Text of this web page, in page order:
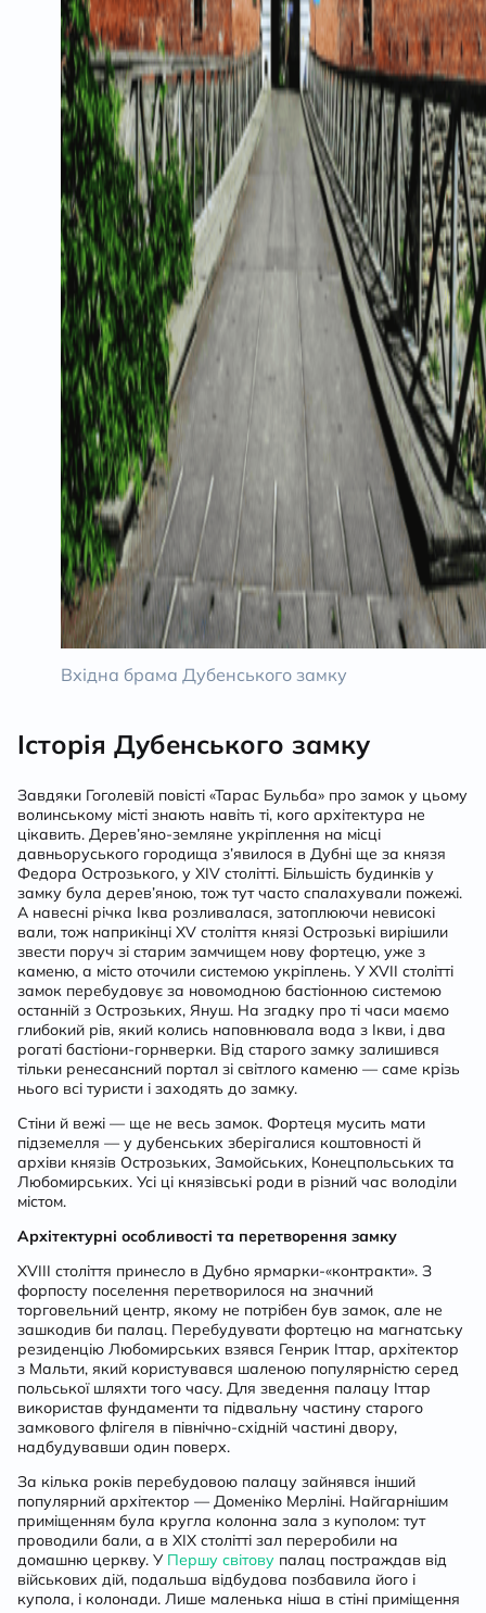
Вхідна брама Дубенського замку
Історія Дубенського замку
Завдяки Гоголевій повісті «Тарас Бульба» про замок у цьому
волинському місті знають навіть ті, кого архітектура не
цікавить. Дерев’яно-земляне укріплення на місці
давньоруського городища з’явилося в Дубні ще за князя
Федора Острозького, у XIV столітті. Більшість будинків у
замку була дерев’яною, тож тут часто спалахували пожежі.
А навесні річка Іква розливалася, затоплюючи невисокі
вали, тож наприкінці XV століття князі Острозькі вирішили
звести поруч зі старим замчищем нову фортецю, уже з
каменю, а місто оточили системою укріплень. У XVII столітті
замок перебудовує за новомодною бастіонною системою
останній з Острозьких, Януш. На згадку про ті часи маємо
глибокий рів, який колись наповнювала вода з Ікви, і два
рогаті бастіони-горнверки. Від старого замку залишився
тільки ренесансний портал зі світлого каменю — саме крізь
нього всі туристи і заходять до замку.
Стіни й вежі — ще не весь замок. Фортеця мусить мати
підземелля — у дубенських зберігалися коштовності й
архіви князів Острозьких, Замойських, Конецпольських та
Любомирських. Усі ці князівські роди в різний час володіли
містом.
Архітектурні особливості та перетворення замку
XVIII століття принесло в Дубно ярмарки-«контракти». З
форпосту поселення перетворилося на значний
торговельний центр, якому не потрібен був замок, але не
зашкодив би палац. Перебудувати фортецю на магнатську
резиденцію Любомирських взявся Генрик Іттар, архітектор
з Мальти, який користувався шаленою популярністю серед
польської шляхти того часу. Для зведення палацу Іттар
використав фундаменти та підвальну частину старого
замкового флігеля в північно-східній частині двору,
надбудувавши один поверх.
За кілька років перебудовою палацу зайнявся інший
популярний архітектор — Доменіко Мерліні. Найгарнішим
приміщенням була кругла колонна зала з куполом: тут
проводили бали, а в ХІХ столітті зал переробили на
домашню церкву. У Першу світову палац постраждав від
військових дій, подальша відбудова позбавила його і
купола, і колонади. Лише маленька ніша в стіні приміщення